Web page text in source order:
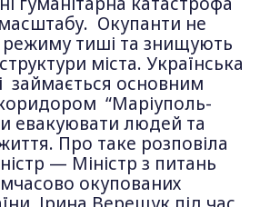
Окупанти не
тиші та знищують
міста. Українська
займається основним
“Маріуполь-
евакуювати людей та
Про таке розповіла
— Міністр з питань
окупованих